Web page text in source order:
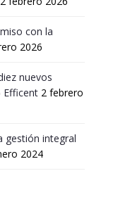
con la
2026
nuevos
Efficent 2 febrero
gestión integral
2024